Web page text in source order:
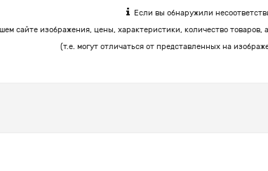
Если вы обнаружили
сайте изображения, цены, характеристики, количество
(т.е. могут отличаться от представленных на